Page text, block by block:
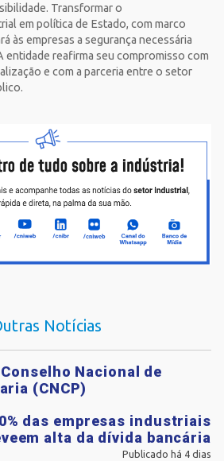
Transformar o
em política de Estado, com marco
às empresas a segurança necessária
entidade reafirma seu compromisso com
e com a parceria entre o setor
Notícias
Nacional de
(CNCP)
das empresas industriais
alta da dívida bancária
Publicado há 4 dias